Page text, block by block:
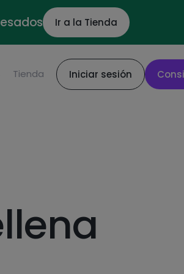
Ir a la Tienda
Tienda Iniciar sesión